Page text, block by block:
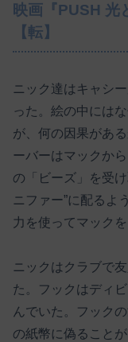
映画『PUSH 光
【転】
ニック達はキャシ
った。絵の中には
が、何の因果があ
ーバーはマックか
の「ビーズ」を受
ニファー”に配るよ
力を使ってマックを
ニックはクラブで
た。フックはディ
んでいた。フック
の紙幣に偽ること